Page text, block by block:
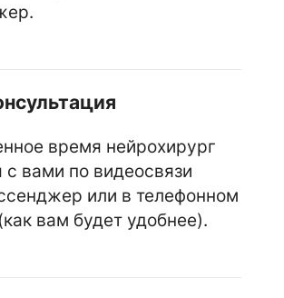
время нейрохирург
с вами по видеосвязи
или в телефонном
вам будет удобнее).